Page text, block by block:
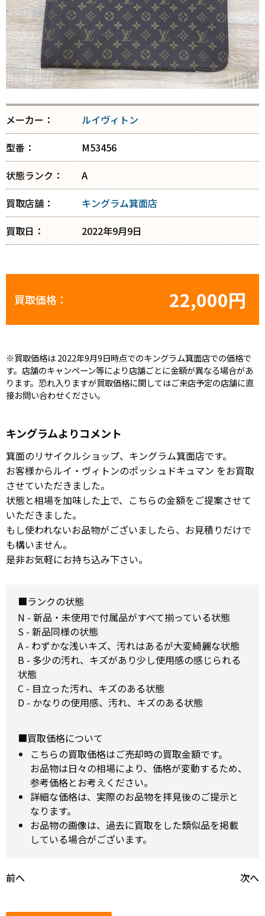
メーカー：
ルイヴィトン
型番：
M53456
状態ランク：
A
買取店舗：
キングラム箕面店
買取日：
2022年9月9日
買取価格： 22,000円
※買取価格は 2022年9月9日時点でのキングラム箕面店での価格で
す。店舗のキャンペーン等により店舗ごとに金額が異なる場合があ
ります。恐れ入りますが買取価格に関してはご来店予定の店舗に直
接お問い合わせください。
キングラムよりコメント
箕面のリサイクルショップ、キングラム箕面店です。
お客様からルイ・ヴィトンのポッシュドキュマン をお買取
させていただきました。
状態と相場を加味した上で、こちらの金額をご提案させて
いただきました。
もし使われないお品物がございましたら、お見積りだけで
も構いません。
是非お気軽にお持ち込み下さい。
■ランクの状態
N - 新品・未使用で付属品がすべて揃っている状態
S - 新品同様の状態
A - わずかな浅いキズ、汚れはあるが大変綺麗な状態
B - 多少の汚れ、キズがあり少し使用感の感じられる
状態
C - 目立った汚れ、キズのある状態
D - かなりの使用感、汚れ、キズのある状態
■買取価格について
こちらの買取価格はご売却時の買取金額です。
お品物は日々の相場により、価格が変動するため、
参考価格とお考えください。
詳細な価格は、実際のお品物を拝見後のご提示と
なります。
お品物の画像は、過去に買取をした類似品を掲載
している場合がございます。
前へ 次へ